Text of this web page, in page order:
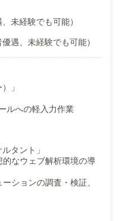
未経験でも可能）
遇、未経験でも可能）
」
ルへの軽入力作業
タント」
的なウェブ解析環境の導
ションの調査・検証、